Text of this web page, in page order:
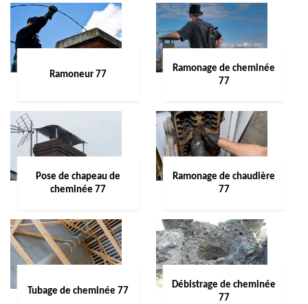
Ramoneur 77
Ramonage de cheminée
77
Pose de chapeau de
cheminée 77
Ramonage de chaudière
77
Tubage de cheminée 77
Débistrage de cheminée
77